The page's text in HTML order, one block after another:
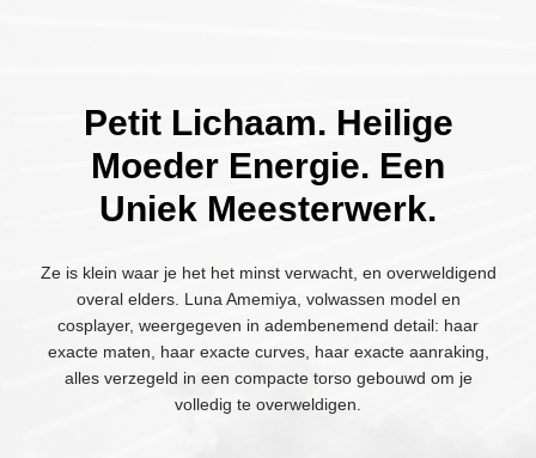
Petit Lichaam. Heilige
Moeder Energie. Een
Uniek Meesterwerk.
Ze is klein waar je het het minst verwacht, en overweldigend
overal elders. Luna Amemiya, volwassen model en
cosplayer, weergegeven in adembenemend detail: haar
exacte maten, haar exacte curves, haar exacte aanraking,
alles verzegeld in een compacte torso gebouwd om je
volledig te overweldigen.